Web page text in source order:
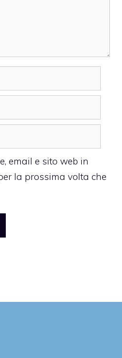
email e sito web in
la prossima volta che